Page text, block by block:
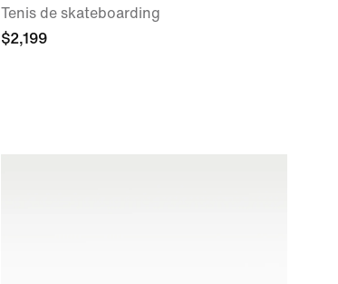
Tenis de skateboarding
$2,199